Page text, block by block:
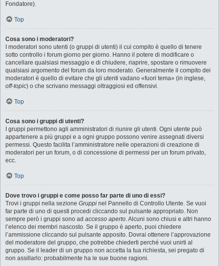
Fondatore).
Top
Cosa sono i moderatori?
I moderatori sono utenti (o gruppi di utenti) il cui compito è quello di tenere
sotto controllo i forum giorno per giorno. Hanno il potere di modificare o
cancellare qualsiasi messaggio e di chiudere, riaprire, spostare o rimuovere
qualsiasi argomento del forum da loro moderato. Generalmente il compito dei
moderatori è quello di evitare che gli utenti vadano «fuori tema» (in inglese,
off-topic) o che scrivano messaggi oltraggiosi ed offensivi.
Top
Cosa sono i gruppi di utenti?
I gruppi permettono agli amministratori di riunire gli utenti. Ogni utente può
appartenere a più gruppi e a ogni gruppo possono venire assegnati diversi
permessi. Questo facilita l’amministratore nelle operazioni di creazione di
moderatori per un forum, o di concessione di permessi per un forum privato,
ecc.
Top
Dove trovo i gruppi e come posso far parte di uno di essi?
Trovi i gruppi nella sezione Gruppi nel Pannello di Controllo Utente. Se vuoi
far parte di uno di questi procedi cliccando sul pulsante appropriato. Non
sempre però i gruppi sono ad accesso aperto. Alcuni sono chiusi e altri hanno
l’elenco dei membri nascosto. Se il gruppo è aperto, puoi chiedere
l’ammissione cliccando sul pulsante apposito. Dovrai ottenere l’approvazione
del moderatore del gruppo, che potrebbe chiederti perché vuoi unirti al
gruppo. Se il leader di un gruppo non accetta la tua richiesta, sei pregato di
non assillarlo: probabilmente ha le sue buone ragioni.